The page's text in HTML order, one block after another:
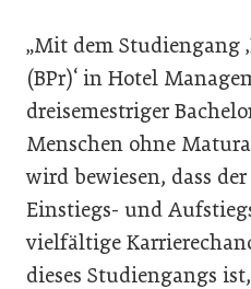
„Mit dem Studiengang
(BPr)‘ in Hotel
dreisemestriger
Menschen ohne
wird bewiesen, dass
Einstiegs- und
vielfältige
dieses Studiengangs